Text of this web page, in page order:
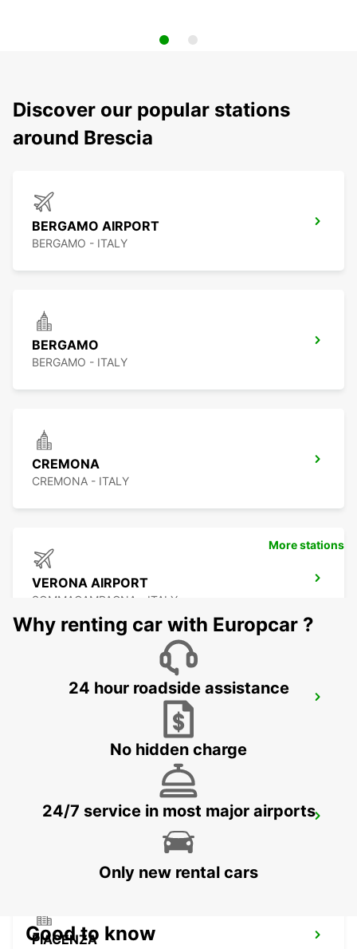
Discover our popular stations
around Brescia
BERGAMO AIRPORT
BERGAMO - ITALY
BERGAMO
BERGAMO - ITALY
CREMONA
CREMONA - ITALY
VERONA AIRPORT
SOMMACAMPAGNA - ITALY
LODI
PIACENZA
More stations
Why renting car with Europcar ?
24 hour roadside assistance
No hidden charge
24/7 service in most major airports
Only new rental cars
Good to know